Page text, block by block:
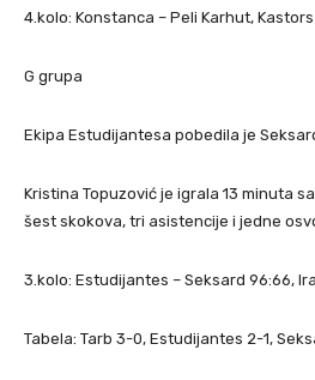
4.kolo: Konstanca – Peli Karhut,
G grupa
Ekipa Estudijantesa pobedila je
Kristina Topuzović je igrala 13 minuta
šest skokova, tri asistencije i jedne
3.kolo: Estudijantes – Seksard 96:66,
Tabela: Tarb 3-0, Estudijantes 2-1,